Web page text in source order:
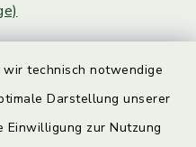
technisch notwendige
Darstellung unserer
Einwilligung zur Nutzung